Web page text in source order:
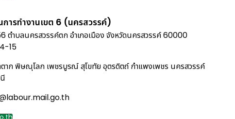
ารทำงานเขต 6 (นครสวรรค์)
ำบลนครสวรรค์ตก อำเภอเมือง จังหวัดนครสวรรค์ 60000
15
าก พิษณุโลก เพชรบูรณ์ สุโขทัย อุตรดิตถ์ กำแพงเพชร นครสวรรค์